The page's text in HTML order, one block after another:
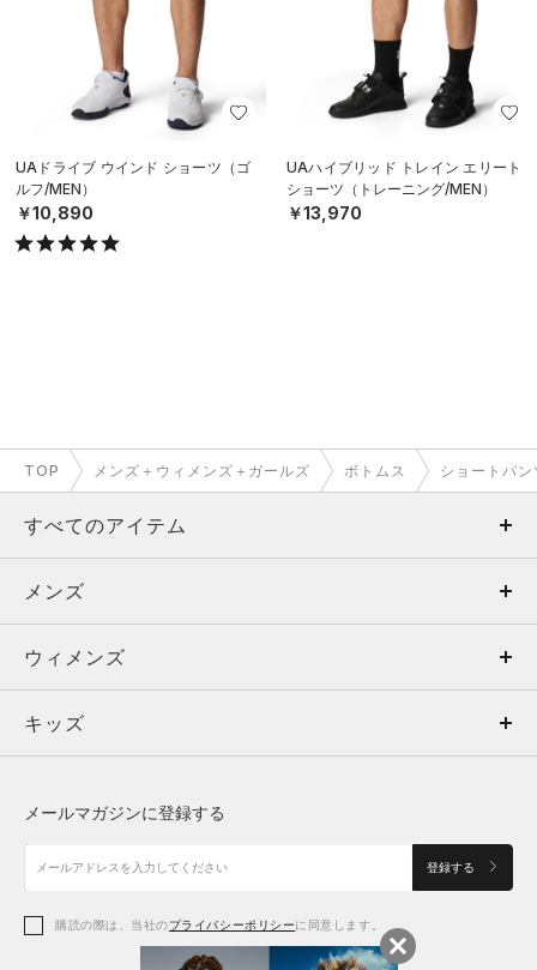
UAドライブ ウインド ショーツ（ゴ
ルフ/MEN）
￥10,890
UAハイブリッド トレイン エリート
ショーツ（トレーニング/MEN）
￥13,970
TOP メンズ＋ウィメンズ＋ガールズ ボトムス ショートパン
すべてのアイテム
メンズ
ウィメンズ
キッズ
アクセサリー
メンズ
トップス
ボトムス
アクセサリー
ウィメンズ
トップス
シューズ
アクセサリー
キッズ
シューズ
メールマガジンに登録する
登録する
購読の際は、当社のプライバシーポリシーに同意します。